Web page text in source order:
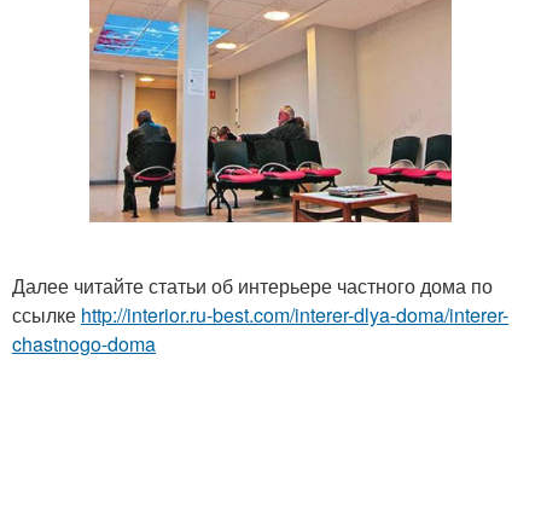
Далее читайте статьи об интерьере частного дома по
ссылке http://interior.ru-best.com/interer-dlya-doma/interer-
chastnogo-doma